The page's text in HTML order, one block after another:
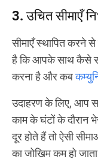
3. उचित सीमाएँ
सीमाएँ स्थापित करने से
है कि आपके साथ कैसे
करना है और कब
उदाहरण के लिए, आप
काम के घंटों के
दूर होते हैं तो ऐसी
का जोखिम कम हो